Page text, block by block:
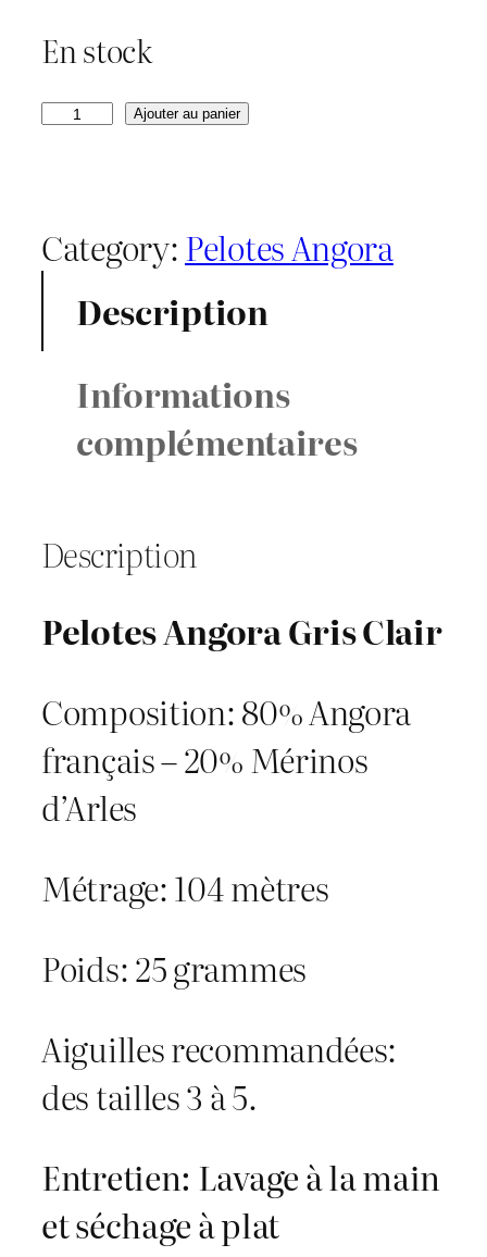
En stock
q
n
i
e
e
l
o
t
s
n
g
o
a
G
Ajouter au panier
Category:Pelotes Angora
Description
Informations
complémentaires
Description
Pelotes Angora Gris Clair
Composition: 80% Angora
français – 20% Mérinos
d’Arles
Métrage: 104 mètres
Poids: 25 grammes
Aiguilles recommandées:
des tailles 3 à 5.
Entretien: Lavage à la main
et séchage à plat